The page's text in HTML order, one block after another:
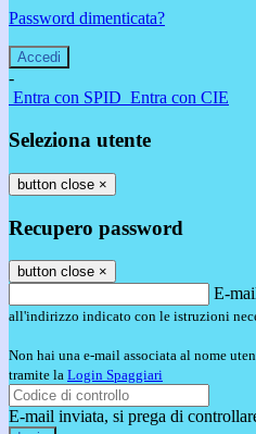
Password dimenticata?
-
Entra con SPID Entra con CIE
Seleziona utente
button close ×
Recupero password
button close ×
E-
all'indirizzo indicato con le istruzioni
Non hai una e-mail associata al nome
tramite la Login Spaggiari
E-mail inviata, si prega di